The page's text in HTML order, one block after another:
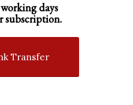
days
subscription.
Transfer